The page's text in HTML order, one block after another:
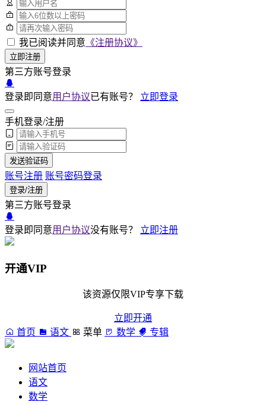
我已阅读并同意 《注册协议》
立即注册
第三方账号登录
登录即同意用户协议已有账号？ 立即登录
手机登录/注册
发送验证码
账号注册 账号密码登录
登录/注册
第三方账号登录
登录即同意用户协议没有账号？ 立即注册
开通VIP
该资源仅限VIP专享下载
立即开通
首页
语文 菜单 数学 专辑
网站首页
语文
数学